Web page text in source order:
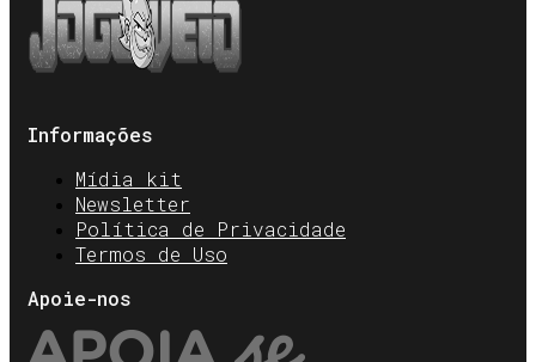
Informações
Mídia kit
Newsletter
Política de Privacidade
Termos de Uso
Apoie-nos